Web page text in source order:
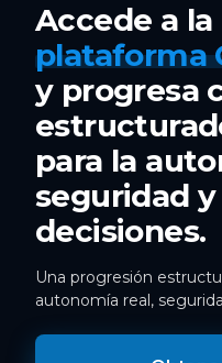
Accede a la
plataforma
y progresa
para la
seguridad
decisiones.
Una progresión
autonomía real,